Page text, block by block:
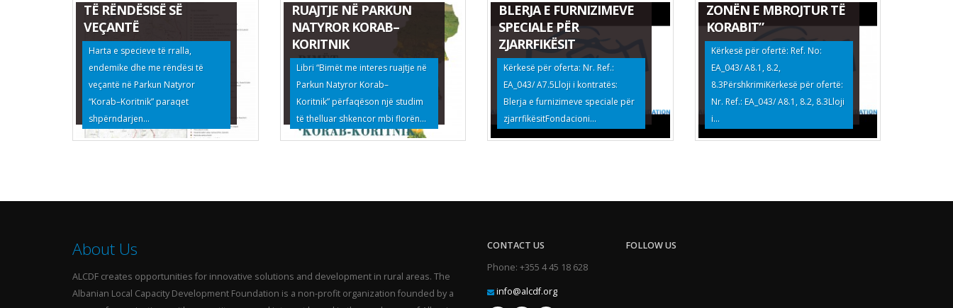
TË RËNDËSISË SË
VEÇANTË
Harta e specieve të rralla,
endemike dhe me rëndësi të
veçantë në Parkun Natyror
“Korab–Koritnik” paraqet
shpërndarjen...
RUAJTJE NË PARKUN
NATYROR KORAB–
KORITNIK
Libri “Bimët me interes ruajtje në
Parkun Natyror Korab–
Koritnik” përfaqëson një studim
të thelluar shkencor mbi florën...
BLERJA E FURNIZIMEVE
SPECIALE PËR
ZJARRFIKËSIT
Kërkesë për oferta: Nr. Ref.:
EA_043/ A7.5Lloji i kontratës:
Blerja e furnizimeve speciale për
zjarrfikësitFondacioni...
ZONËN E MBROJTUR TË
KORABIT”
Kërkesë për ofertë: Ref. No:
EA_043/ A8.1, 8.2,
8.3PërshkrimiKërkesë për ofertë:
Nr. Ref.: EA_043/ A8.1, 8.2, 8.3Lloji
i...
About Us
ALCDF creates opportunities for innovative solutions and development in rural areas. The
Albanian Local Capacity Development Foundation is a non-profit organization founded by a
CONTACT US
Phone: +355 4 45 18 628
info@alcdf.org
FOLLOW US